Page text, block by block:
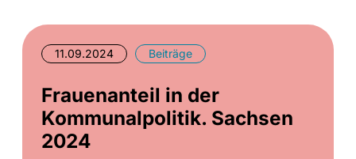
11.09.2024 Beiträge
Frauenanteil in der
Kommunalpolitik. Sachsen
2024